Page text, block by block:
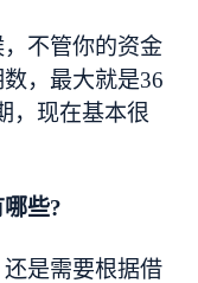
不管你的资金
，最大就是36
，现在基本很
些?
是需要根据借